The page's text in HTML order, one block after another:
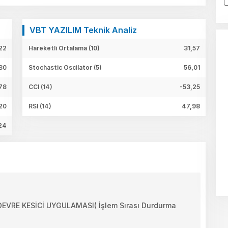
VBT YAZILIM Teknik Analiz
Hareketli Ortalama (10) 31,57
Stochastic Oscilator (5) 56,01
CCI (14) -53,25
RSI (14) 47,98
KESİCİ UYGULAMASI( İşlem Sırası Durdurma